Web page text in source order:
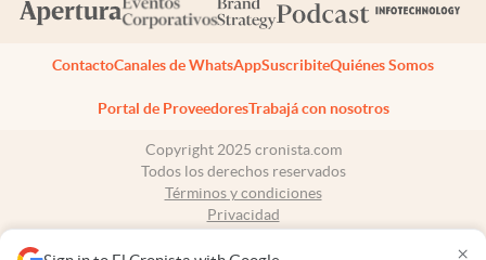
×
ContactoCanales de WhatsAppSuscribiteQuiénes Somos
Portal de ProveedoresTrabajá con nosotros
Copyright 2025 cronista.com
Todos los derechos reservados
Términos y condiciones
Privacidad